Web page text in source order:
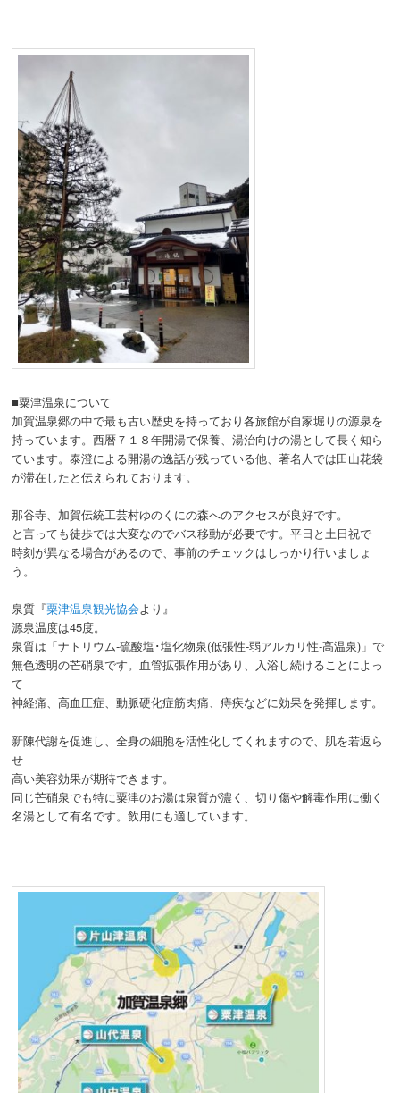
■粟津温泉について
加賀温泉郷の中で最も古い歴史を持っており各旅館が自家堀りの源泉を
持っています。西暦７１８年開湯で保養、湯治向けの湯として長く知ら
ています。泰澄による開湯の逸話が残っている他、著名人では田山花袋
が滞在したと伝えられております。
那谷寺、加賀伝統工芸村ゆのくにの森へのアクセスが良好です。
と言っても徒歩では大変なのでバス移動が必要です。平日と土日祝で
時刻が異なる場合があるので、事前のチェックはしっかり行いましょ
う。
泉質『粟津温泉観光協会より』
源泉温度は45度。
泉質は「ナトリウム-硫酸塩･塩化物泉(低張性-弱アルカリ性-高温泉)」で
無色透明の芒硝泉です。血管拡張作用があり、入浴し続けることによっ
て
神経痛、高血圧症、動脈硬化症筋肉痛、痔疾などに効果を発揮します。
新陳代謝を促進し、全身の細胞を活性化してくれますので、肌を若返ら
せ
高い美容効果が期待できます。
同じ芒硝泉でも特に粟津のお湯は泉質が濃く、切り傷や解毒作用に働く
名湯として有名です。飲用にも適しています。